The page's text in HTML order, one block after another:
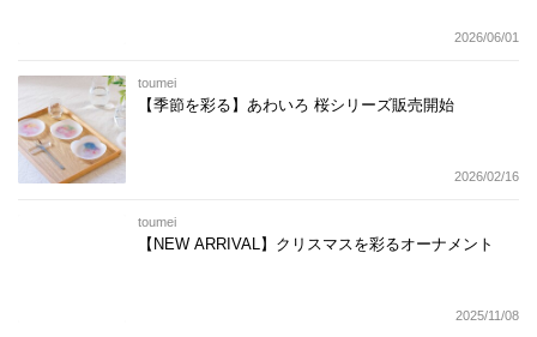
2026/06/01
toumei
【季節を彩る】あわいろ 桜シリーズ販売開始
2026/02/16
toumei
【NEW ARRIVAL】クリスマスを彩るオーナメント
2025/11/08